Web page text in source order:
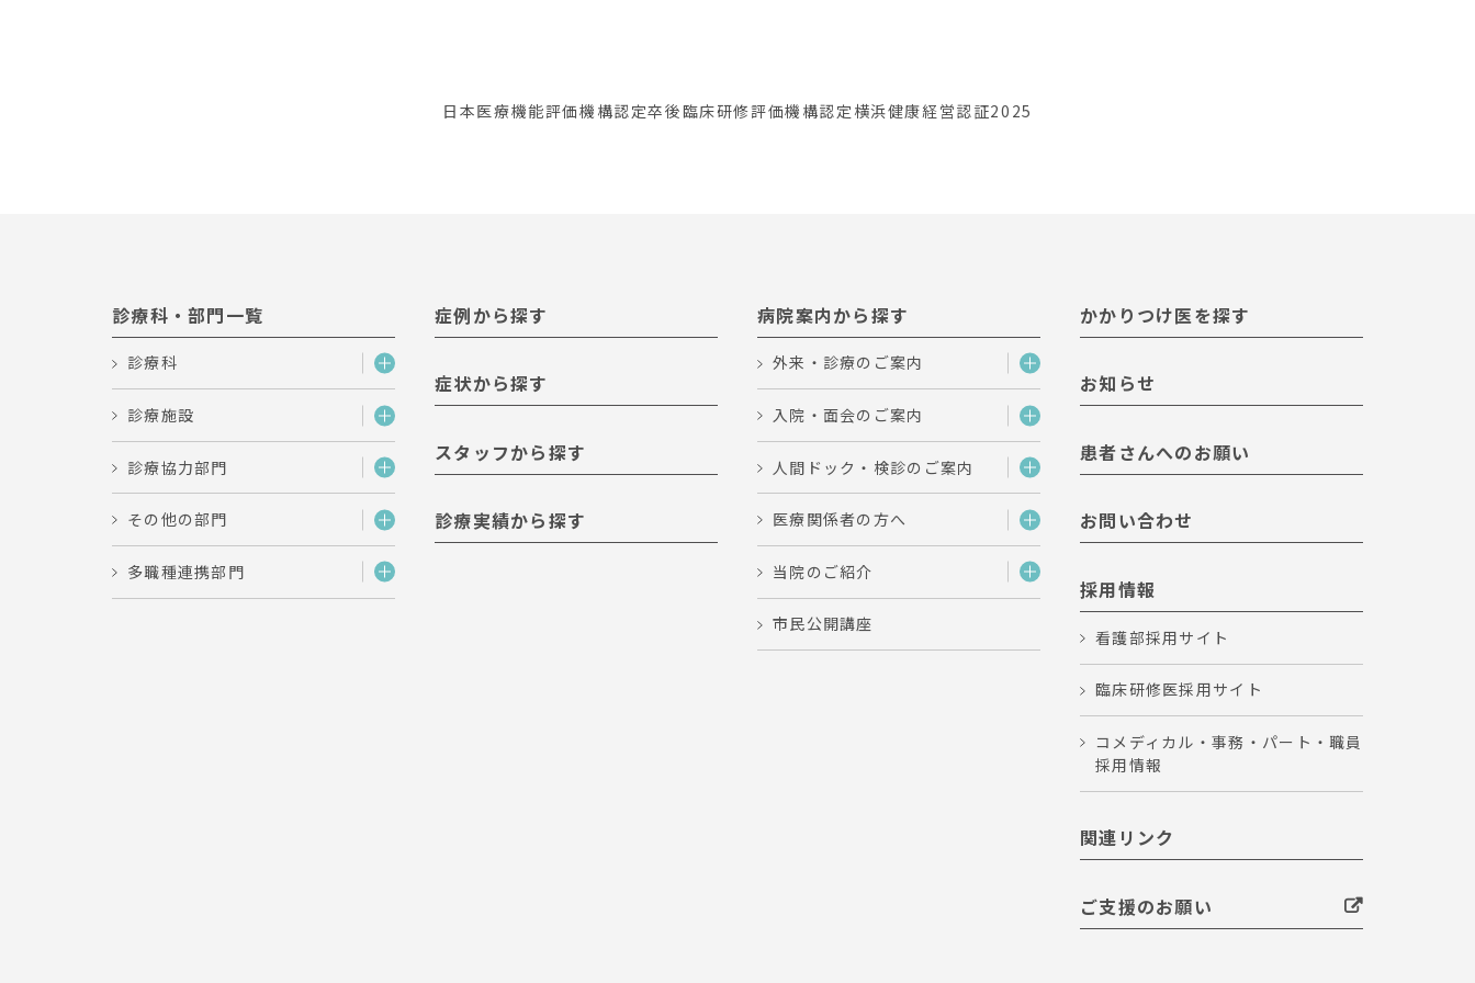
日本医療機能評価機構認定卒後臨床研修評価機構認定横浜健康経営認証2025
診療科・部門一覧
診療科
診療施設
診療協力部門
その他の部門
多職種連携部門
症例から探す
症状から探す
スタッフから探す
診療実績から探す
病院案内から探す
外来・診療のご案内
入院・面会のご案内
人間ドック・検診のご案内
医療関係者の方へ
当院のご紹介
市民公開講座
かかりつけ医を探す
お知らせ
患者さんへのお願い
お問い合わせ
採用情報
看護部採用サイト
臨床研修医採用サイト
コメディカル・事務・パート・職員
採用情報
関連リンク
ご支援のお願い